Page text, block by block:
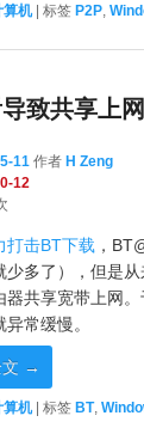
算机 | 标签 P2P,
致共享上
11 作者 H Zeng
12
打击BT下载 ，
少多了），但是
器共享宽带上网
常缓慢。
→
算机 标签 BT,